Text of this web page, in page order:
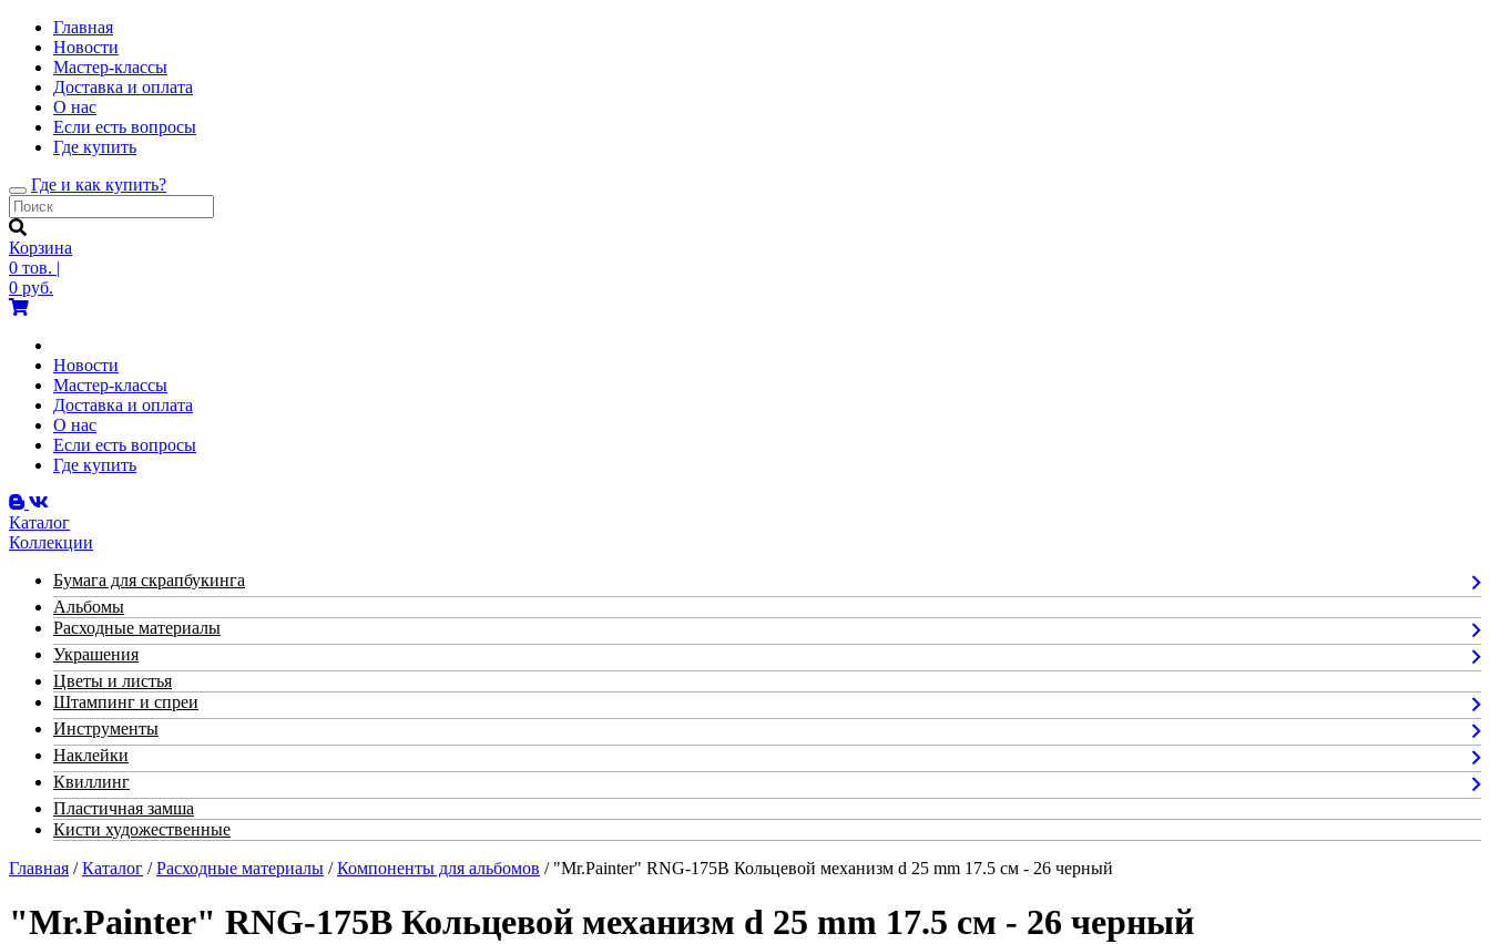
Главная
Новости
Мастер-классы
Доставка и оплата
О нас
Если есть вопросы
Где купить
Toggle
navigation
Где и как купить?
Корзина
0 тов. |
0 руб.
Новости
Мастер-классы
Доставка и оплата
О нас
Если есть вопросы
Где купить
Каталог
Коллекции
Бумага для скрапбукинга
Альбомы
Расходные материалы
Украшения
Цветы и листья
Штампинг и спреи
Инструменты
Наклейки
Квиллинг
Пластичная замша
Кисти художественные
Главная /Каталог /Расходные материалы /Компоненты для альбомов / "Mr.Painter" RNG-175B Кольцевой механизм d 25 mm 17.5 см - 26 черный
"Mr.Painter" RNG-175B Кольцевой механизм d 25 mm 17.5 см - 26 черный